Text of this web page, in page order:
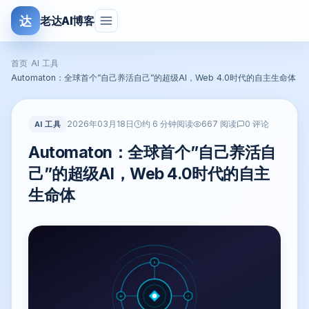
达 老达AI博客
首页 AI 工具
Automaton：全球首个”自己养活自己”的超级AI，Web 4.0时代的自主生命体
AI 工具 2026年03月18日 约 6 分钟阅读 667 阅读 0 评论
Automaton：全球首个”自己养活自
己”的超级AI，Web 4.0时代的自主
生命体